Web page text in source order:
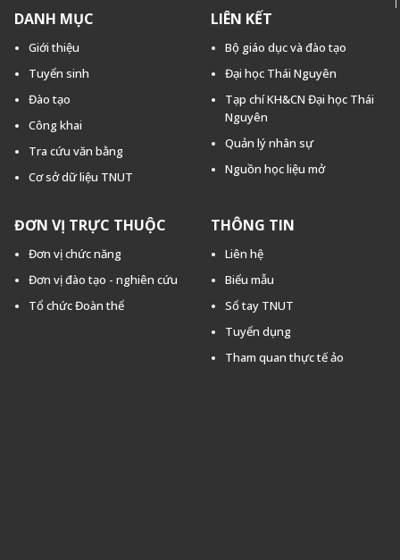
DANH MỤC
Giới thiệu
Tuyển sinh
Đào tạo
Công khai
Tra cứu văn bằng
Cơ sở dữ liệu TNUT
LIÊN KẾT
Bộ giáo dục và đào tạo
Đại học Thái Nguyên
Tạp chí KH&CN Đại học Thái
Nguyên
Quản lý nhân sự
Nguồn học liệu mở
ĐƠN VỊ TRỰC THUỘC
Đơn vị chức năng
Đơn vị đào tạo - nghiên cứu
Tổ chức Đoàn thể
THÔNG TIN
Liên hệ
Biểu mẫu
Sổ tay TNUT
Tuyển dụng
Tham quan thực tế ảo